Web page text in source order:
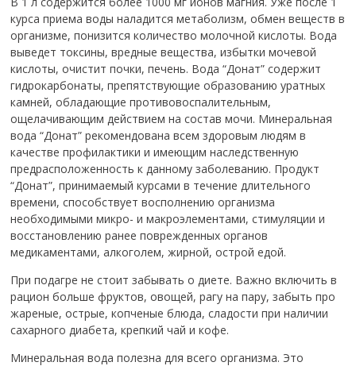
курса приема воды наладится метаболизм, обмен веществ в
организме, понизится количество молочной кислоты. Вода
выведет токсины, вредные вещества, избытки мочевой
кислоты, очистит почки, печень. Вода “Донат” содержит
гидрокарбонаты, препятствующие образованию уратных
камней, обладающие противовоспалительным,
ощелачивающим действием на состав мочи. Минеральная
вода “Донат” рекомендована всем здоровым людям в
качестве профилактики и имеющим наследственную
предрасположенность к данному заболеванию. Продукт
“Донат”, принимаемый курсами в течение длительного
времени, способствует восполнению организма
необходимыми микро- и макроэлементами, стимуляции и
восстановлению ранее поврежденных органов
медикаментами, алкоголем, жирной, острой едой.
При подагре не стоит забывать о диете. Важно включить в
рацион больше фруктов, овощей, рагу на пару, забыть про
жареные, острые, копченые блюда, сладости при наличии
сахарного диабета, крепкий чай и кофе.
Минеральная вода полезна для всего организма. Это